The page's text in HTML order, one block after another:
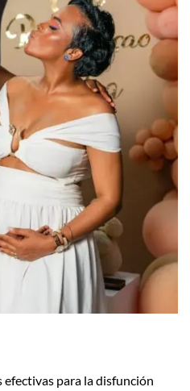
efectivas para la disfunción